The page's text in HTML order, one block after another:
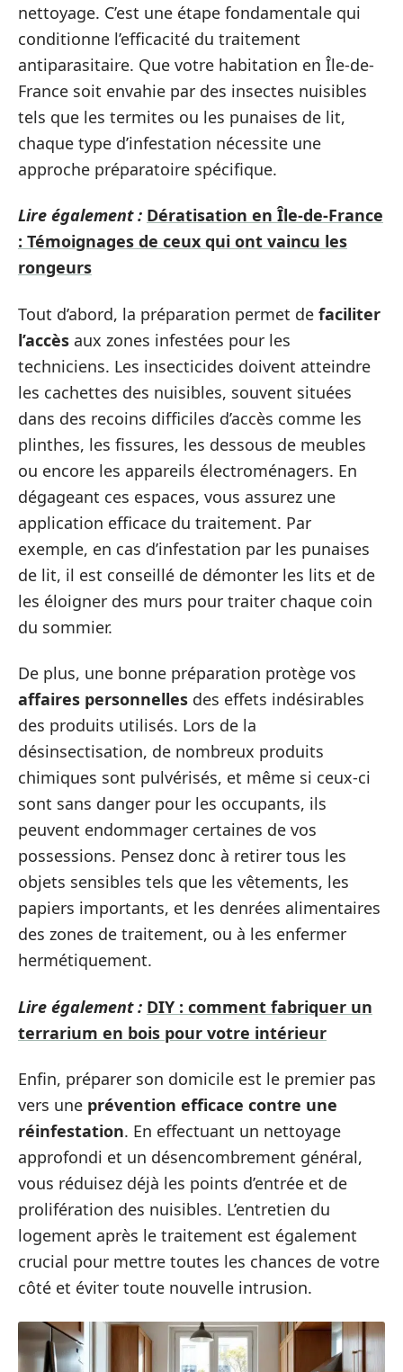
nettoyage. C’est une étape fondamentale qui
conditionne l’efficacité du traitement
antiparasitaire. Que votre habitation en Île-de-
France soit envahie par des insectes nuisibles
tels que les termites ou les punaises de lit,
chaque type d’infestation nécessite une
approche préparatoire spécifique.
Lire également : Dératisation en Île-de-France
: Témoignages de ceux qui ont vaincu les
rongeurs
Tout d’abord, la préparation permet de faciliter
l’accès aux zones infestées pour les
techniciens. Les insecticides doivent atteindre
les cachettes des nuisibles, souvent situées
dans des recoins difficiles d’accès comme les
plinthes, les fissures, les dessous de meubles
ou encore les appareils électroménagers. En
dégageant ces espaces, vous assurez une
application efficace du traitement. Par
exemple, en cas d’infestation par les punaises
de lit, il est conseillé de démonter les lits et de
les éloigner des murs pour traiter chaque coin
du sommier.
De plus, une bonne préparation protège vos
affaires personnelles des effets indésirables
des produits utilisés. Lors de la
désinsectisation, de nombreux produits
chimiques sont pulvérisés, et même si ceux-ci
sont sans danger pour les occupants, ils
peuvent endommager certaines de vos
possessions. Pensez donc à retirer tous les
objets sensibles tels que les vêtements, les
papiers importants, et les denrées alimentaires
des zones de traitement, ou à les enfermer
hermétiquement.
Lire également : DIY : comment fabriquer un
terrarium en bois pour votre intérieur
Enfin, préparer son domicile est le premier pas
vers une prévention efficace contre une
réinfestation. En effectuant un nettoyage
approfondi et un désencombrement général,
vous réduisez déjà les points d’entrée et de
prolifération des nuisibles. L’entretien du
logement après le traitement est également
crucial pour mettre toutes les chances de votre
côté et éviter toute nouvelle intrusion.